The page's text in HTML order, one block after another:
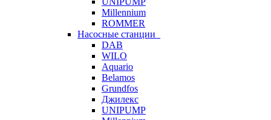
Millennium
ROMMER
Насосные станции
DAB
WILO
Aquario
Belamos
Grundfos
Джилекс
UNIPUMP